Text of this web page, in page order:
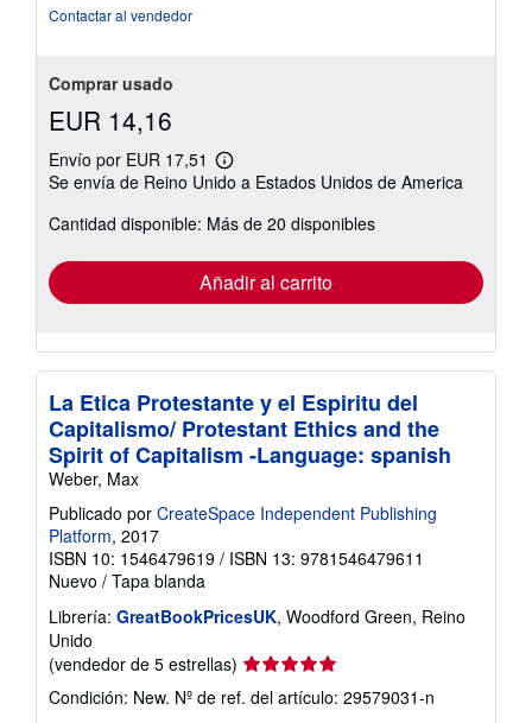
Contactar al vendedor
Comprar usado
EUR 14,16
Envío por EUR 17,51
Más
información
las
envío
Se envía de Reino Unido a Estados Unidos de America
Cantidad disponible: Más de 20 disponibles
Añadir al carrito
La Etica Protestante y el Espiritu del
Capitalismo/ Protestant Ethics and the
Spirit of Capitalism -Language: spanish
Weber, Max
Publicado por CreateSpace Independent Publishing
Platform, 2017
ISBN 10: 1546479619 / ISBN 13: 9781546479611
Nuevo / Tapa blanda
Librería: GreatBookPricesUK, Woodford Green, Reino
Unido
(vendedor de 5 estrellas) Calificación
del
vendedor:
Condición: New. Nº de ref. del artículo: 29579031-n